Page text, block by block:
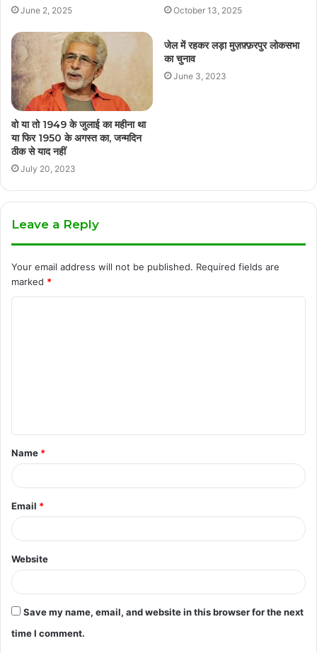
June 2, 2025 October 13, 2025
वो या तो 1949 के जुलाई का महीना था
या फिर 1950 के अगस्त का, जन्मदिन
ठीक से याद नहीं
July 20, 2023
जेल में रहकर लड़ा मुज़फ़्फ़रपुर लोकसभा
का चुनाव
June 3, 2023
Leave a Reply
Your email address will not be published. Required fields are
marked *
t
*
Name *
Email *
Website
Save my name, email, and website in this browser for the next
time I comment.